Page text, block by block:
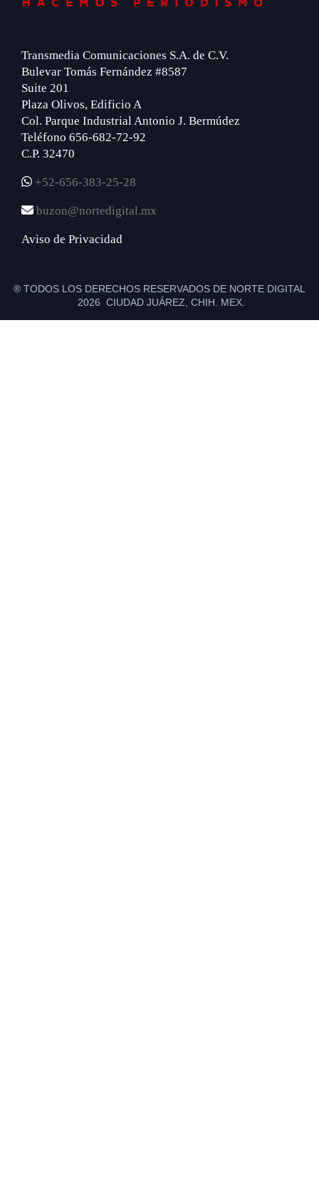
Transmedia Comunicaciones S.A. de C.V.
Bulevar Tomás Fernández #8587
Suite 201
Plaza Olivos, Edificio A
Col. Parque Industrial Antonio J. Bermúdez
Teléfono 656-682-72-92
C.P. 32470
+52-656-383-25-28
buzon@nortedigital.mx
Aviso de Privacidad
® TODOS LOS DERECHOS RESERVADOS DE NORTE DIGITAL
2026 CIUDAD JUÁREZ, CHIH. MEX.